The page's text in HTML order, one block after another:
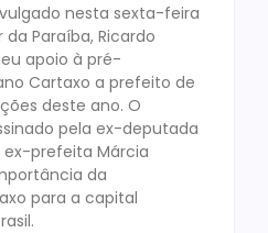
nesta sexta-feira
Paraíba, Ricardo
apoio à pré-
Cartaxo a prefeito de
deste ano. O
pela ex-deputada
ex-prefeita Márcia
da
para a capital